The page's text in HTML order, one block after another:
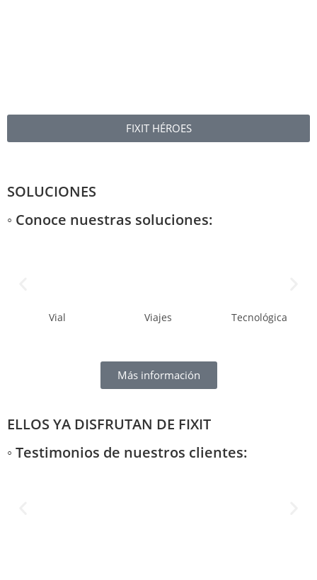
FIXIT HÉROES
SOLUCIONES
◦ Conoce nuestras soluciones:
Vial Viajes Tecnológica
Más información
ELLOS YA DISFRUTAN DE FIXIT
◦ Testimonios de nuestros clientes: